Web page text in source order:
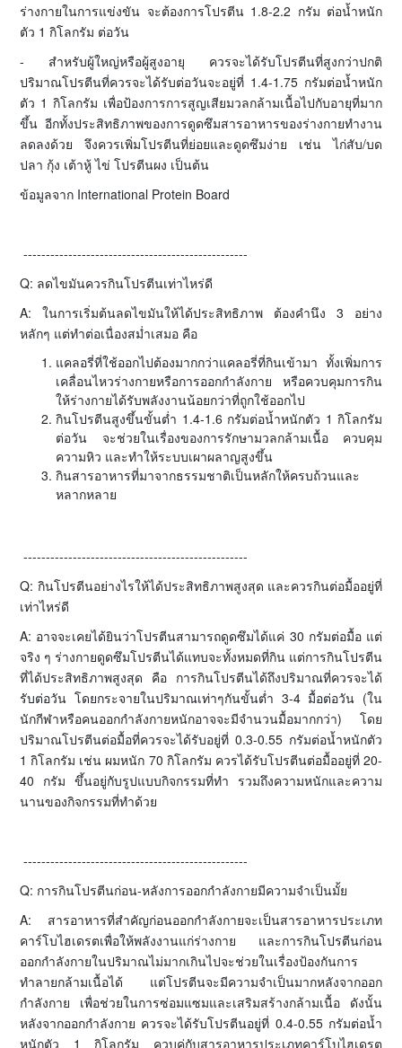
ร่างกายในการแข่งขัน จะต้องการโปรตีน 1.8-2.2 กรัม ต่อน้ำหนัก
ตัว 1 กิโลกรัม ต่อวัน
- สำหรับผู้ใหญ่หรือผู้สูงอายุ ควรจะได้รับโปรตีนที่สูงกว่าปกติ
ปริมาณโปรตีนที่ควรจะได้รับต่อวันจะอยู่ที่ 1.4-1.75 กรัมต่อน้ำหนัก
ตัว 1 กิโลกรัม เพื่อป้องการการสูญเสียมวลกล้ามเนื้อไปกับอายุที่มาก
ขึ้น อีกทั้งประสิทธิภาพของการดูดซึมสารอาหารของร่างกายทำงาน
ลดลงด้วย จึงควรเพิ่มโปรตีนที่ย่อยและดูดซึมง่าย เช่น ไก่สับ/บด
ปลา กุ้ง เต้าหู้ ไข่ โปรตีนผง เป็นต้น
ข้อมูลจาก International Protein Board
--------------------------------------------------
Q: ลดไขมันควรกินโปรตีนเท่าไหร่ดี
A: ในการเริ่มต้นลดไขมันให้ได้ประสิทธิภาพ ต้องคำนึง 3 อย่าง
หลักๆ แต่ทำต่อเนื่องสม่ำเสมอ คือ
แคลอรี่ที่ใช้ออกไปต้องมากกว่าแคลอรี่ที่กินเข้ามา ทั้งเพิ่มการ
เคลื่อนไหวร่างกายหรือการออกกำลังกาย หรือควบคุมการกิน
ให้ร่างกายได้รับพลังงานน้อยกว่าที่ถูกใช้ออกไป
กินโปรตีนสูงขึ้นขั้นต่ำ 1.4-1.6 กรัมต่อน้ำหนักตัว 1 กิโลกรัม
ต่อวัน จะช่วยในเรื่องของการรักษามวลกล้ามเนื้อ ควบคุม
ความหิว และทำให้ระบบเผาผลาญสูงขึ้น
กินสารอาหารที่มาจากธรรมชาติเป็นหลักให้ครบถ้วนและ
หลากหลาย
--------------------------------------------------
Q: กินโปรตีนอย่างไรให้ได้ประสิทธิภาพสูงสุด และควรกินต่อมื้ออยู่ที่
เท่าไหร่ดี
A: อาจจะเคยได้ยินว่าโปรตีนสามารถดูดซึมได้แค่ 30 กรัมต่อมื้อ แต่
จริง ๆ ร่างกายดูดซึมโปรตีนได้แทบจะทั้งหมดที่กิน แต่การกินโปรตีน
ที่ได้ประสิทธิภาพสูงสุด คือ การกินโปรตีนได้ถึงปริมาณที่ควรจะได้
รับต่อวัน โดยกระจายในปริมาณเท่าๆกันขั้นต่ำ 3-4 มื้อต่อวัน (ใน
นักกีฬาหรือคนออกกำลังกายหนักอาจจะมีจำนวนมื้อมากกว่า) โดย
ปริมาณโปรตีนต่อมื้อที่ควรจะได้รับอยู่ที่ 0.3-0.55 กรัมต่อน้ำหนักตัว
1 กิโลกรัม เช่น ผมหนัก 70 กิโลกรัม ควรได้รับโปรตีนต่อมื้ออยู่ที่ 20-
40 กรัม ขึ้นอยู่กับรูปแบบกิจกรรมที่ทำ รวมถึงความหนักและความ
นานของกิจกรรมที่ทำด้วย
--------------------------------------------------
Q: การกินโปรตีนก่อน-หลังการออกกำลังกายมีความจำเป็นมั้ย
A: สารอาหารที่สำคัญก่อนออกกำลังกายจะเป็นสารอาหารประเภท
คาร์โบไฮเดรตเพื่อให้พลังงานแก่ร่างกาย และการกินโปรตีนก่อน
ออกกำลังกายในปริมาณไม่มากเกินไปจะช่วยในเรื่องป้องกันการ
ทำลายกล้ามเนื้อได้ แต่โปรตีนจะมีความจำเป็นมากหลังจากออก
กำลังกาย เพื่อช่วยในการซ่อมแซมและเสริมสร้างกล้ามเนื้อ ดังนั้น
หลังจากออกกำลังกาย ควรจะได้รับโปรตีนอยู่ที่ 0.4-0.55 กรัมต่อน้ำ
หนักตัว 1 กิโลกรัม ควบคู่กับสารอาหารประเภทคาร์โบไฮเดรต